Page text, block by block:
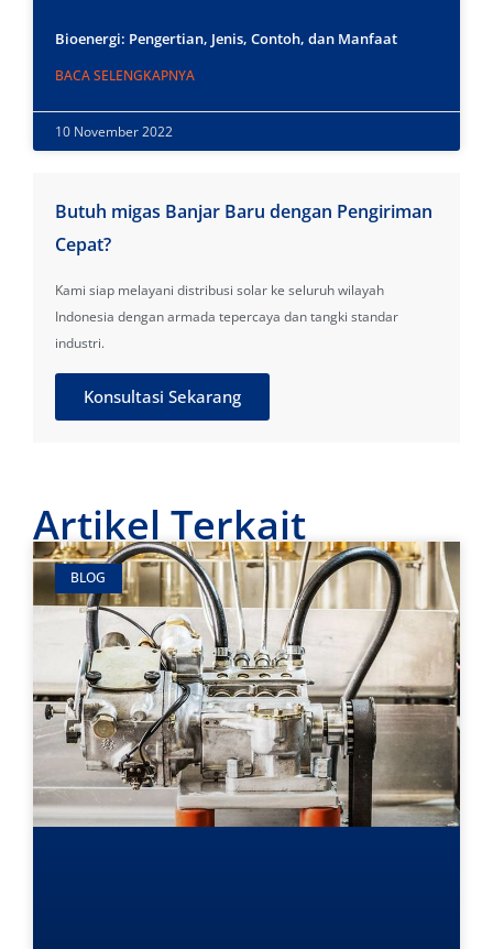
Bioenergi: Pengertian, Jenis, Contoh, dan Manfaat
BACA SELENGKAPNYA
10 November 2022
Butuh migas Banjar Baru dengan Pengiriman
Cepat?
Kami siap melayani distribusi solar ke seluruh wilayah
Indonesia dengan armada tepercaya dan tangki standar
industri.
Konsultasi Sekarang
Artikel Terkait
BLOG